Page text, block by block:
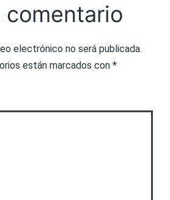
comentario
electrónico no será publicada.
están marcados con *